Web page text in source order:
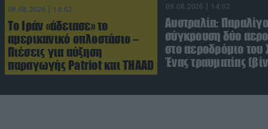
09.08.2026 | 14:02
Το Ιράν «άδειασε» το
αμερικανικό οπλοστάσιο –
Πιέσεις για αύξηση
παραγωγής Patriot και THAAD
09.08.2026 | 14:02
Αυστραλία: Παραλίγο
σύγκρουση δύο
στο αεροδρόμιο του
Ένας τραυματίας